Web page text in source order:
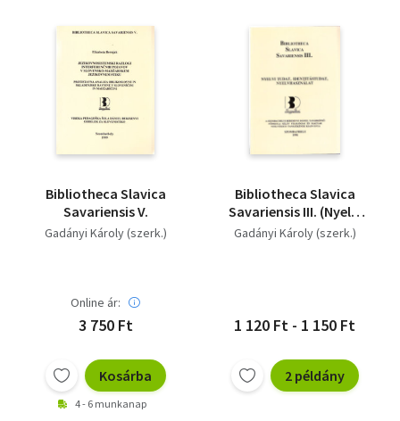
Bibliotheca Slavica
Savariensis V.
Gadányi Károly (szerk.)
Online ár:
3 750 Ft
Kosárba
4 - 6 munkanap
Bibliotheca Slavica
Savariensis III. (Nyelvi
tudat, identitástudat,
Gadányi Károly (szerk.)
1 120 Ft - 1 150 Ft
2 példány